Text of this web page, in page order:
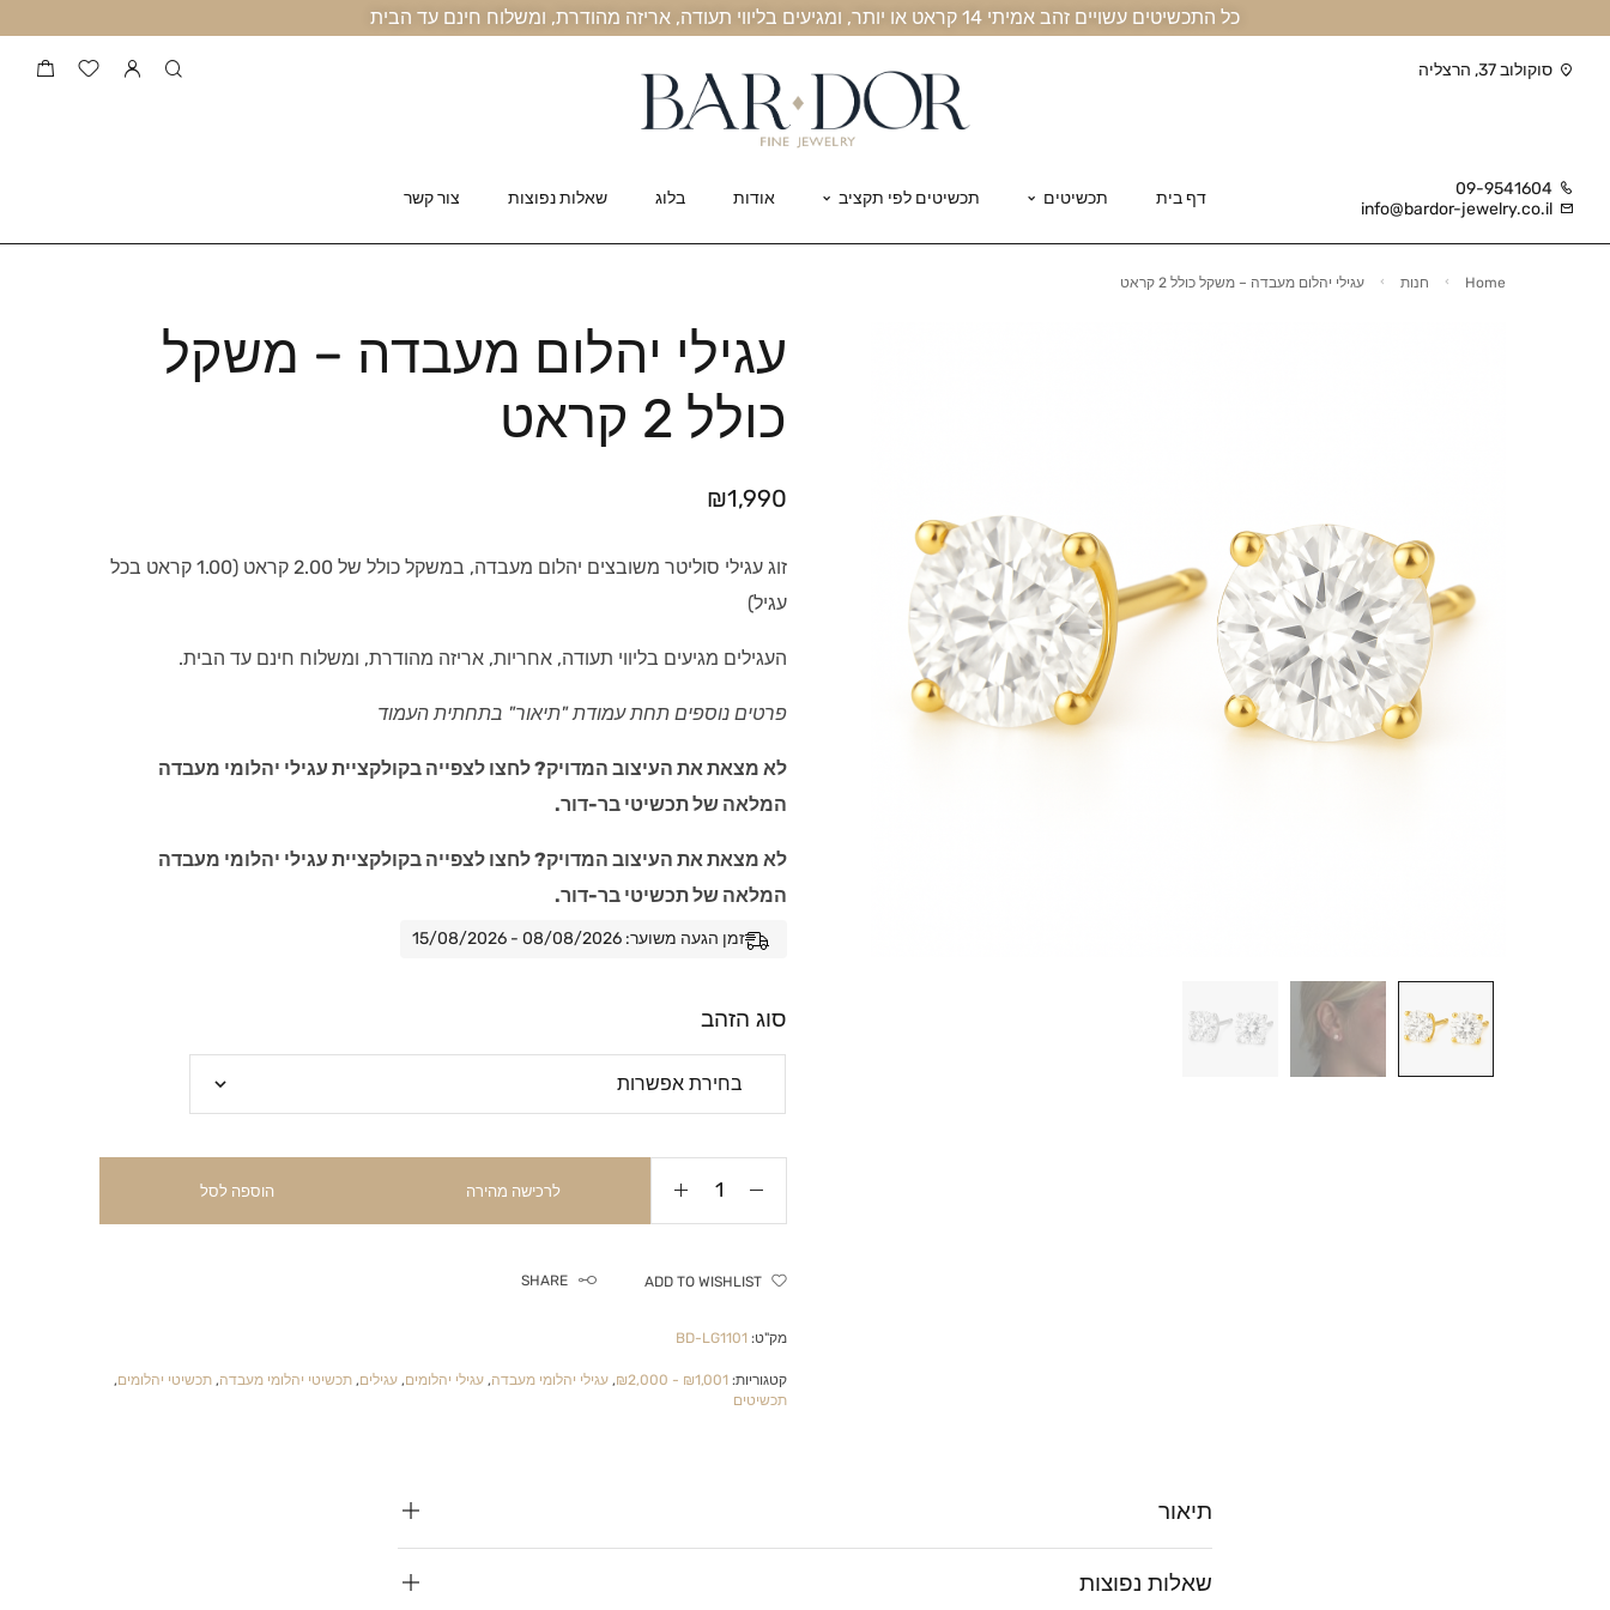
כל התכשיטים עשויים זהב אמיתי 14 קראט או יותר, ומגיעים בליווי תעודה, אריזה מהודרת, ומשלוח חינם עד הבית
סוקולוב 37, הרצליה
09-9541604
info@bardor-jewelry.co.il
דף בית תכשיטים תכשיטים לפי תקציב אודות בלוג שאלות נפוצות צור קשר
Home חנות עגילי יהלום מעבדה – משקל כולל 2 קראט
עגילי יהלום מעבדה – משקל
כולל 2 קראט
₪1,990
זוג עגילי סוליטר משובצים יהלום מעבדה, במשקל כולל של 2.00 קראט (1.00 קראט בכל
עגיל)
העגילים מגיעים בליווי תעודה, אחריות, אריזה מהודרת, ומשלוח חינם עד הבית.
פרטים נוספים תחת עמודת "תיאור" בתחתית העמוד
לא מצאת את העיצוב המדויק? לחצו לצפייה בקולקציית עגילי יהלומי מעבדה
המלאה של תכשיטי בר-דור.
לא מצאת את העיצוב המדויק? לחצו לצפייה בקולקציית עגילי יהלומי מעבדה
המלאה של תכשיטי בר-דור.
זמן הגעה משוער: 08/08/2026 - 15/08/2026
סוג הזהב
לרכישה מהירה הוספה לסל
ADD TO WISHLIST
SHARE
מק"ט: BD-LG1101
קטגוריות: ₪1,001 - ₪2,000
, עגילי יהלומי מעבדה, עגילי יהלומים, עגילים, תכשיטי יהלומי מעבדה, תכשיטי יהלומים,
תכשיטים
תיאור
שאלות נפוצות